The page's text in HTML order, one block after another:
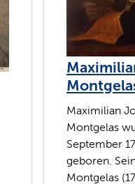
Maximilian
Montgelas
September
geboren.
Montgelas